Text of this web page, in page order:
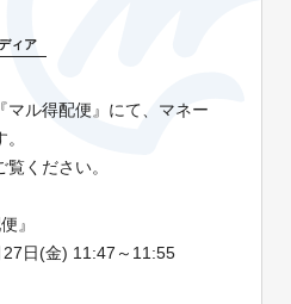
ィア
マル得配便』にて、マネー
ください。
』
日(金) 11:47～11:55